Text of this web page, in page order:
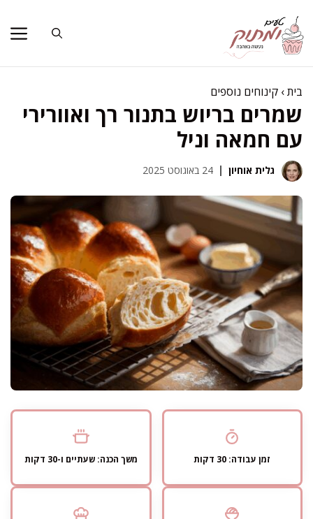
לתוכן
בית› קינוחים נוספים
שמרים בריוש בתנור רך ואוורירי
עם חמאה וניל
גלית אוחיון 24 באוגוסט 2025
זמן עבודה: 30 דקות משך הכנה: שעתיים ו-30 דקות